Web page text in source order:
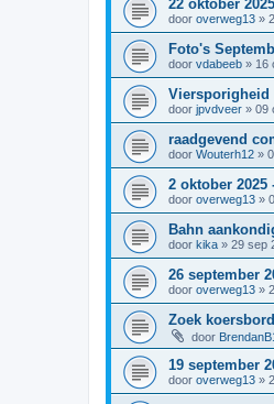
22 oktober
door overweg13 »
Foto's
door vdabeeb » 16
Viersporigheid
door jpvdveer » 09
raadgevend
door Wouterh12 »
2 oktober 2025
door overweg13 »
Bahn
door kika » 29 sep
26 september
door overweg13 »
Zoek
door
19 september
door overweg13 »